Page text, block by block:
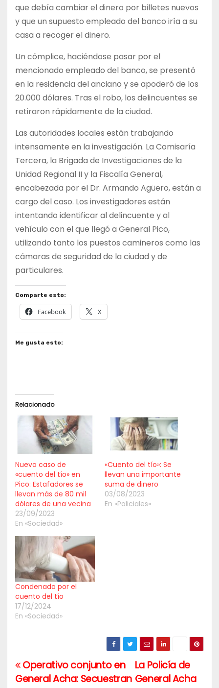
que debía cambiar el dinero por billetes nuevos
y que un supuesto empleado del banco iría a su
casa a recoger el dinero.
Un cómplice, haciéndose pasar por el
mencionado empleado del banco, se presentó
en la residencia del anciano y se apoderó de los
20.000 dólares. Tras el robo, los delincuentes se
retiraron rápidamente de la ciudad.
Las autoridades locales están trabajando
intensamente en la investigación. La Comisaría
Tercera, la Brigada de Investigaciones de la
Unidad Regional II y la Fiscalía General,
encabezada por el Dr. Armando Agüero, están a
cargo del caso. Los investigadores están
intentando identificar al delincuente y al
vehículo con el que llegó a General Pico,
utilizando tanto los puestos camineros como las
cámaras de seguridad de la ciudad y de
particulares.
Comparte esto:
Facebook X
Me gusta esto:
Relacionado
Nuevo caso de
«cuento del tío» en
Pico: Estafadores se
llevan más de 80 mil
dólares de una vecina
23/09/2023
En «Sociedad»
«Cuento del tío»: Se
llevan una importante
suma de dinero
03/08/2023
En «Policiales»
Condenado por el
cuento del tío
17/12/2024
En «Sociedad»
Navegación
La Policía de
General Acha
Operativo conjunto en
General Acha: Secuestran